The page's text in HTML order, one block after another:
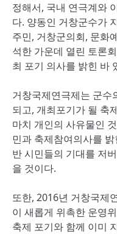
정해서, 국내 연극계와
다. 양동인 거창군수가
주민, 거창군의회, 문화
석한 가운데 열린 토론
최 포기 의사를 밝힌 바
거창국제연극제는 군수
되고, 개최포기가 될 축
마치 개인의 사유물인
민과 축제참여의사를
반 시민들의 기대를 저
을 것이다.
또한, 2016년 거창국제
이 새롭게 위촉한 운영
축제 포기와 함께 이미